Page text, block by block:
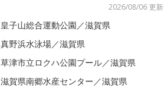
2026/08/06 更新
皇子山総合運動公園／滋賀県
真野浜水泳場／滋賀県
草津市立ロクハ公園プール／滋賀県
滋賀県南郷水産センター／滋賀県